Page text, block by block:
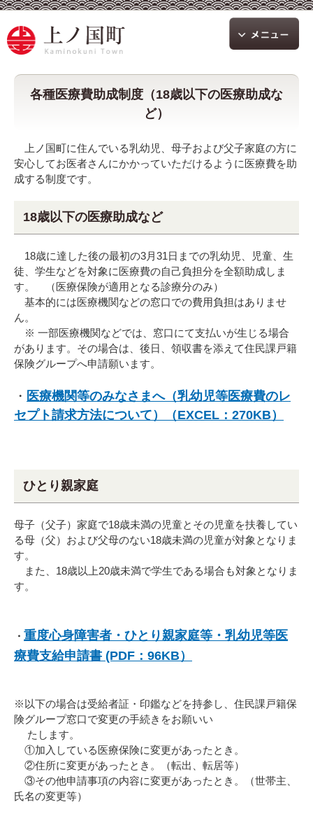
各種医療費助成制度（18歳以下の医療助成な
ど）
上ノ国町に住んでいる乳幼児、母子および父子家庭の方に
安心してお医者さんにかかっていただけるように医療費を助
成する制度です。
18歳以下の医療助成など
18歳に達した後の最初の3月31日までの乳幼児、児童、生
徒、学生などを対象に医療費の自己負担分を全額助成しま
す。 （医療保険が適用となる診療分のみ）
基本的には医療機関などの窓口での費用負担はありませ
ん。
※ 一部医療機関などでは、窓口にて支払いが生じる場合
があります。その場合は、後日、領収書を添えて住民課戸籍
保険グループへ申請願います。
・ 医療機関等のみなさまへ（乳幼児等医療費のレ
セプト請求方法について）（EXCEL：270KB）
ひとり親家庭
母子（父子）家庭で18歳未満の児童とその児童を扶養してい
る母（父）および父母のない18歳未満の児童が対象となりま
す。
また、18歳以上20歳未満で学生である場合も対象となりま
す。
・ 重度心身障害者・ひとり親家庭等・乳幼児等医
療費支給申請書 (PDF：96KB）
※以下の場合は受給者証・印鑑などを持参し、住民課戸籍保
険グループ窓口で変更の手続きをお願いい
たします。
①加入している医療保険に変更があったとき。
②住所に変更があったとき。（転出、転居等）
③その他申請事項の内容に変更があったとき。（世帯主、
氏名の変更等）